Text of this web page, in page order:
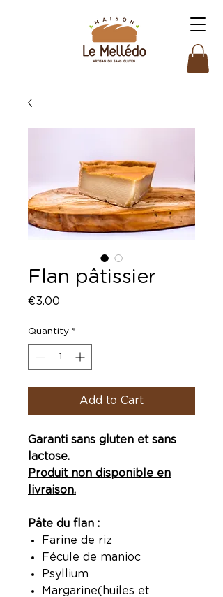
Flan pâtissier
€3.00
Quantity *
Add to Cart
Garanti sans gluten et sans
lactose.
Produit non disponible en
livraison.
Pâte du flan :
Farine de riz
Fécule de manioc
Psyllium
Margarine(huiles et